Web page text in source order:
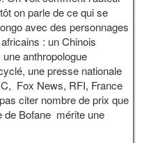
on parle de ce qui se
avec des personnages
: un Chinois
anthropologue
une presse nationale
Fox News, RFI, France
citer nombre de prix que
de Bofane mérite une